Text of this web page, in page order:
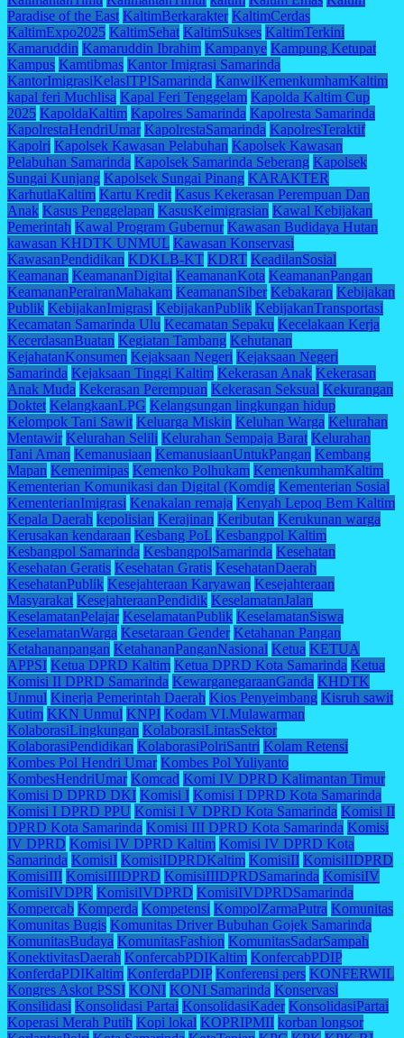
Paradise of the East KaltimBerkarakter KaltimCerdas
KaltimExpo2025 KaltimSehat KaltimSukses KaltimTerkini
Kamaruddin Kamaruddin Ibrahim Kampanye Kampung Ketupat
Kampus Kamtibmas Kantor Imigrasi Samarinda
KantorImigrasiKelasITPISamarinda KanwilKemenkumhamKaltim
kapal feri Muchlisa Kapal Feri Tenggelam Kapolda Kaltim Cup
2025 KapoldaKaltim Kapolres Samarinda Kapolresta Samarinda
KapolrestaHendriUmar KapolrestaSamarinda KapolresTeraktif
Kapolri Kapolsek Kawasan Pelabuhan Kapolsek Kawasan
Pelabuhan Samarinda Kapolsek Samarinda Seberang Kapolsek
Sungai Kunjang Kapolsek Sungai Pinang KARAKTER
KarhutlaKaltim Kartu Kredit Kasus Kekerasan Perempuan Dan
Anak Kasus Penggelapan KasusKeimigrasian Kawal Kebijakan
Pemerintah Kawal Program Gubernur Kawasan Budidaya Hutan
kawasan KHDTK UNMUL Kawasan Konservasi
KawasanPendidikan KDKLB-KT KDRT KeadilanSosial
Keamanan KeamananDigital KeamananKota KeamananPangan
KeamananPerairanMahakam KeamananSiber Kebakaran Kebijakan
Publik KebijakanImigrasi KebijakanPublik KebijakanTransportasi
Kecamatan Samarinda Ulu Kecamatan Sepaku Kecelakaan Kerja
KecerdasanBuatan Kegiatan Tambang Kehutanan
KejahatanKonsumen Kejaksaan Negeri Kejaksaan Negeri
Samarinda Kejaksaan Tinggi Kaltim Kekerasan Anak Kekerasan
Anak Muda Kekerasan Perempuan Kekerasan Seksual Kekurangan
Doktet KelangkaanLPG Kelangsungan lingkungan hidup
Kelompok Tani Sawit Keluarga Miskin Keluhan Warga Kelurahan
Mentawir Kelurahan Selili Kelurahan Sempaja Barat Kelurahan
Tani Aman Kemanusiaan KemanusiaanUntukPangan Kembang
Mapan Kemenimipas Kemenko Polhukam KemenkumhamKaltim
Kementerian Komunikasi dan Digital (Komdig Kementerian Sosial
KementerianImigrasi Kenakalan remaja Kenyah Lepoq Bem Kaltim
Kepala Daerah kepolisian Kerajinan Keributan Kerukunan warga
Kerusakan kendaraan Kesbang PoL Kesbangpol Kaltim
Kesbangpol Samarinda KesbangpolSamarinda Kesehatan
Kesehatan Geratis Kesehatan Gratis KesehatanDaerah
KesehatanPublik Kesejahteraan Karyawan Kesejahteraan
Masyarakat KesejahteraanPendidik KeselamatanJalan
KeselamatanPelajar KeselamatanPublik KeselamatanSiswa
KeselamatanWarga Kesetaraan Gender Ketahanan Pangan
Ketahananpangan KetahananPanganNasional Ketua KETUA
APPSI Ketua DPRD Kaltim Ketua DPRD Kota Samarinda Ketua
Komisi II DPRD Samarinda KewarganegaraanGanda KHDTK
Unmul Kinerja Pemerintah Daerah Kios Penyeimbang Kisruh sawit
Kutim KKN Unmul KNPI Kodam VI.Mulawarman
KolaborasiLingkungan KolaborasiLintasSektor
KolaborasiPendidikan KolaborasiPolriSantri Kolam Retensi
Kombes Pol Hendri Umar Kombes Pol Yuliyanto
KombesHendriUmar Komcad Komi IV DPRD Kalimantan Timur
Komisi D DPRD DKI Komisi I Komisi I DPRD Kota Samarinda
Komisi I DPRD PPU Komisi I V DPRD Kota Samarinda Komisi II
DPRD Kota Samarinda Komisi III DPRD Kota Samarinda Komisi
IV DPRD Komisi IV DPRD Kaltim Komisi IV DPRD Kota
Samarinda KomisiI KomisiIDPRDKaltim KomisiII KomisiIIDPRD
KomisiIII KomisiIIIDPRD KomisiIIIDPRDSamarinda KomisiIV
KomisiIVDPR KomisiIVDPRD KomisiIVDPRDSamarinda
Kompercab Komperda Kompetensi KompolZarmaPutra Komunitas
Komunitas Bugis Komunitas Driver Bubuhan Gojek Samarinda
KomunitasBudaya KomunitasFashion KomunitasSadarSampah
KonektivitasDaerah KonfercabPDIKaltim KonfercabPDIP
KonferdaPDIKaltim KonferdaPDIP Konferensi pers KONFERWIL
Kongres Askot PSSI KONI KONI Samarinda Konservasi
Konsilidasi Konsolidasi Partai KonsolidasiKader KonsolidasiPartai
Koperasi Merah Putih Kopi lokal KOPRIPMII korban longsor